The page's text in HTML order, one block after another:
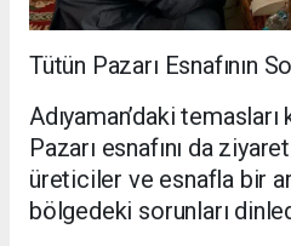
Tütün Pazarı Esnafının
Adıyaman’daki
Pazarı esnafını da
üreticiler ve esnafla bir
bölgedeki sorunları